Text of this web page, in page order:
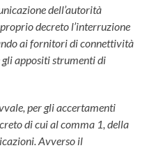
dell’autorità
decreto l’interruzione
ai fornitori di connettività
appositi strumenti di
per gli accertamenti
di cui al comma 1, della
Avverso il